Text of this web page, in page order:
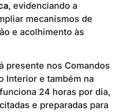
, evidenciando a
mecanismos de
e acolhimento às
presente nos Comandos
Interior e também na
24 horas por dia,
e preparadas para